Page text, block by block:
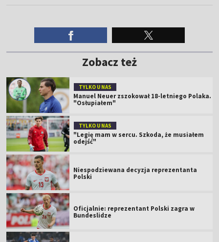
Zobacz też
TYLKO U NAS
Manuel Neuer zszokował 18-letniego Polaka.
"Osłupiałem"
TYLKO U NAS
"Legię mam w sercu. Szkoda, że musiałem
odejść"
Niespodziewana decyzja reprezentanta
Polski
Oficjalnie: reprezentant Polski zagra w
Bundeslidze